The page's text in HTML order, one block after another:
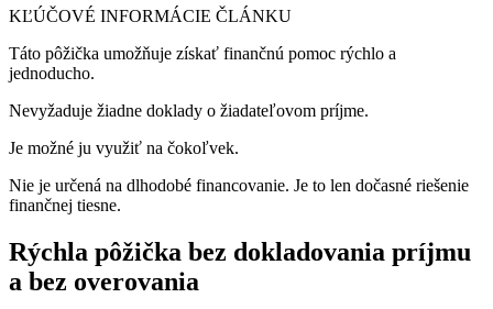
KĽÚČOVÉ INFORMÁCIE ČLÁNKU
Táto pôžička umožňuje získať finančnú pomoc rýchlo a
jednoducho.
Nevyžaduje žiadne doklady o žiadateľovom príjme.
Je možné ju využiť na čokoľvek.
Nie je určená na dlhodobé financovanie. Je to len dočasné riešenie
finančnej tiesne.
Rýchla pôžička bez dokladovania príjmu
a bez overovania